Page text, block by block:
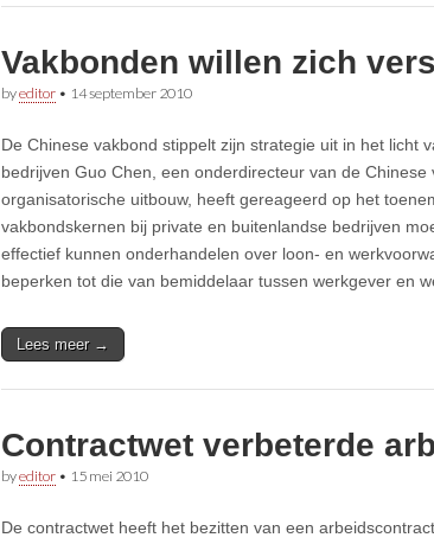
Vakbonden willen zich
byeditor • 14 september 2010
De Chinese vakbond stippelt zijn strategie uit in het licht
bedrijven Guo Chen, een onderdirecteur van de
organisatorische uitbouw, heeft gereageerd op het
vakbondskernen bij private en buitenlandse bedrijven
effectief kunnen onderhandelen over loon- en
beperken tot die van bemiddelaar tussen werkgever en
Lees meer →
Contractwet verbeterde
byeditor • 15 mei 2010
De contractwet heeft het bezitten van een